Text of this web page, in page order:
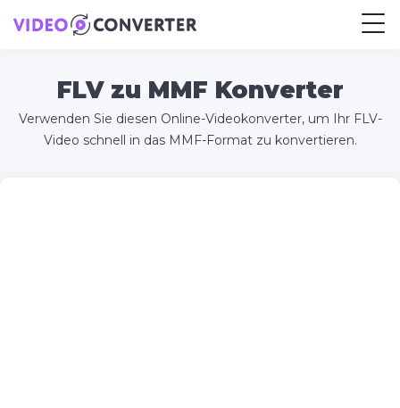
FLV zu MMF Konverter
Verwenden Sie diesen Online-Videokonverter, um Ihr FLV-
Video schnell in das MMF-Format zu konvertieren.